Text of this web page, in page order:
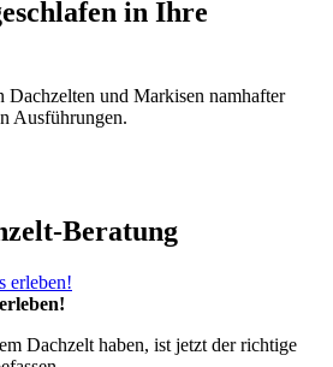
in Ihre
Dachzelten und Markisen namhafter
Ausführungen.
Beratung
Dachzelt haben, ist jetzt der richtige